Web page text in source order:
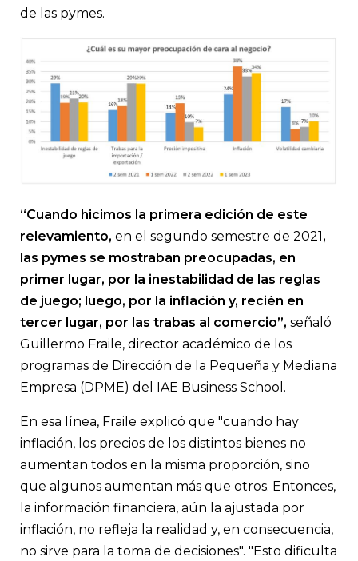
de las pymes.
“Cuando hicimos la primera edición de este
relevamiento, en el segundo semestre de 2021 ,
las pymes se mostraban preocupadas, en
primer lugar, por la inestabilidad de las reglas
de juego; luego, por la inflación y, recién en
tercer lugar, por las trabas al comercio”, señaló
Guillermo Fraile, director académico de los
programas de Dirección de la Pequeña y Mediana
Empresa (DPME) del IAE Business School.
En esa línea, Fraile explicó que "cuando hay
inflación, los precios de los distintos bienes no
aumentan todos en la misma proporción, sino
que algunos aumentan más que otros. Entonces,
la información financiera, aún la ajustada por
inflación, no refleja la realidad y, en consecuencia,
no sirve para la toma de decisiones". "Esto dificulta